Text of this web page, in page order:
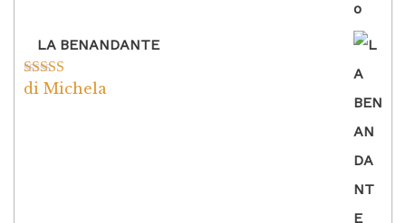
LA BENANDANTE
Valutato5su
di Michela